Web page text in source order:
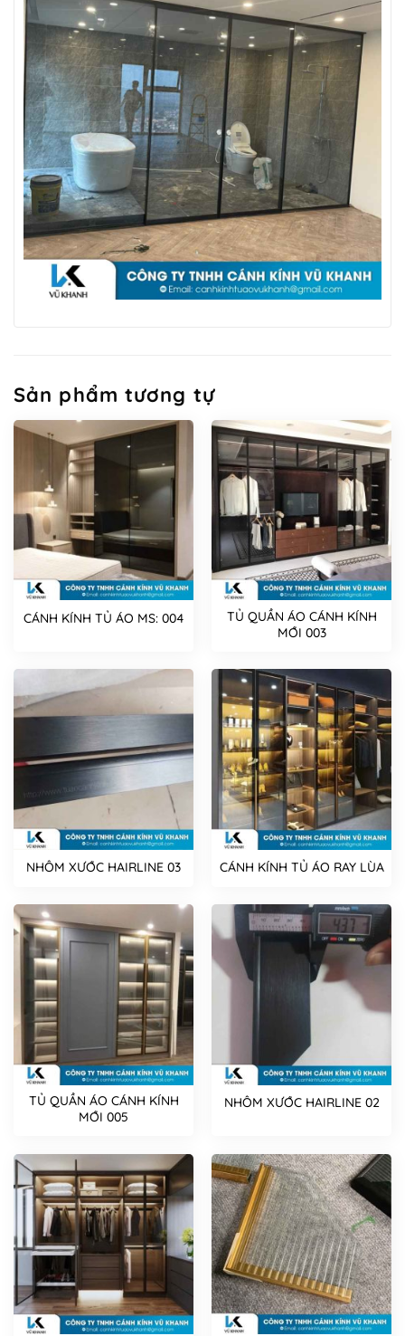
Sản phẩm tương tự
CÁNH KÍNH TỦ ÁO MS: 004
TỦ QUẦN ÁO CÁNH KÍNH
MỚI 003
NHÔM XƯỚC HAIRLINE 03 CÁNH KÍNH TỦ ÁO RAY LÙA
TỦ QUẦN ÁO CÁNH KÍNH
MỚI 005
NHÔM XƯỚC HAIRLINE 02